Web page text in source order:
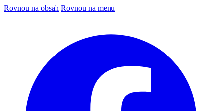
Rovnou na obsah Rovnou na menu